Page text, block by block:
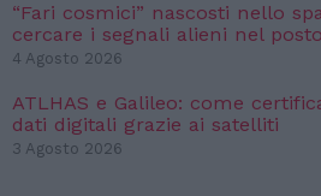
“Fari cosmici” nascosti nello
cercare i segnali alieni nel
4 Agosto 2026
ATLHAS e Galileo: come
dati digitali grazie ai satelliti
3 Agosto 2026